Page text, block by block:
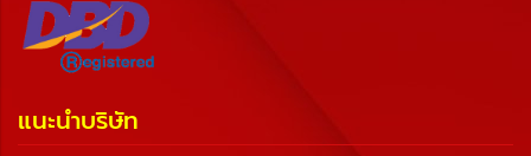
แนะนำบริษัท